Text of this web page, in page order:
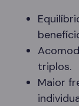
triplos.
Maior